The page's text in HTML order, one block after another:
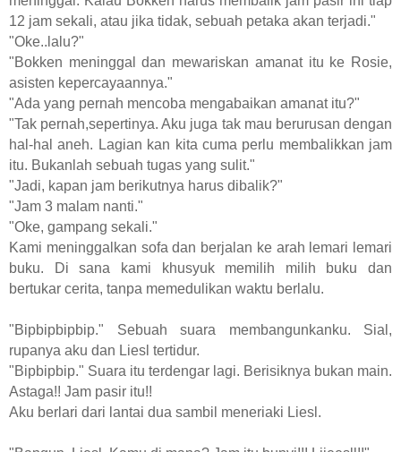
12 jam sekali, atau jika tidak, sebuah petaka akan terjadi."
"Oke..lalu?"
"Bokken meninggal dan mewariskan amanat itu ke Rosie,
asisten kepercayaannya."
"Ada yang pernah mencoba mengabaikan amanat itu?"
"Tak pernah,sepertinya. Aku juga tak mau berurusan dengan
hal-hal aneh. Lagian kan kita cuma perlu membalikkan jam
itu. Bukanlah sebuah tugas yang sulit."
"Jadi, kapan jam berikutnya harus dibalik?"
"Jam 3 malam nanti."
"Oke, gampang sekali."
Kami meninggalkan sofa dan berjalan ke arah lemari lemari
buku. Di sana kami khusyuk memilih milih buku dan
bertukar cerita, tanpa memedulikan waktu berlalu.
"Bipbipbipbip." Sebuah suara membangunkanku. Sial,
rupanya aku dan Liesl tertidur.
"Bipbipbip." Suara itu terdengar lagi. Berisiknya bukan main.
Astaga!! Jam pasir itu!!
Aku berlari dari lantai dua sambil meneriaki Liesl.